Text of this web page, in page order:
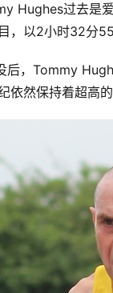
Hughes过去是
，以2小时32分
后，Tommy
然保持着超高的